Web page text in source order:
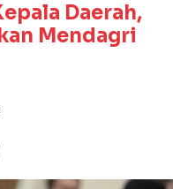
Daerah,
Mendagri